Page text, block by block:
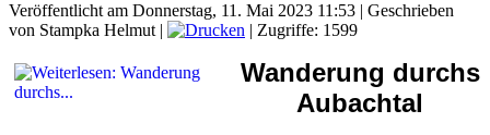
Veröffentlicht am Donnerstag, 11. Mai 2023 11:53 | Geschrieben
von Stampka Helmut | | Zugriffe: 1599
Wanderung durchs
Aubachtal